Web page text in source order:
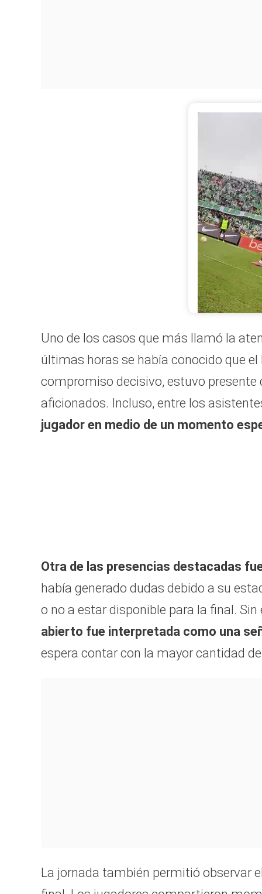
Todos los
profesional a
parte de este
para la final -
Uno de los casos que más llamó la
últimas horas se había conocido que
compromiso decisivo, estuvo presente
aficionados. Incluso, entre los
jugador en medio de un momento
Otra de las presencias destacadas
había generado dudas debido a su
o no a estar disponible para la final. Sin
abierto fue interpretada como una
espera contar con la mayor cantidad
La jornada también permitió observar